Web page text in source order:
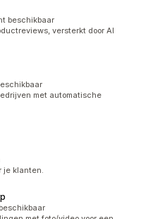
beschikbaar
versterkt door AI
met automatische
je klanten.